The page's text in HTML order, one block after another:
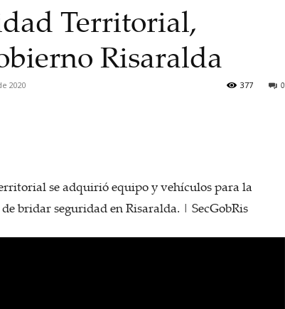
Territorial,
Risaralda
2020 0
377
se adquirió equipo y vehículos para la
bridar seguridad en Risaralda. | SecGobRis